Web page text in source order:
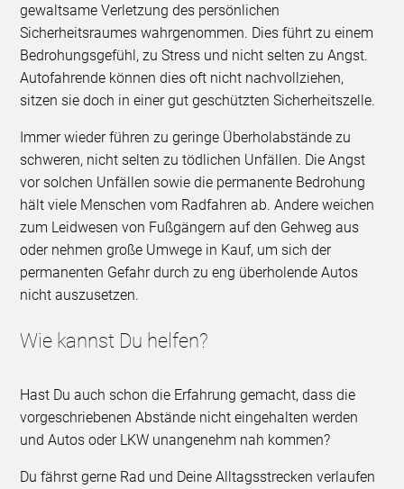
gewaltsame Verletzung des persönlichen
Sicherheitsraumes wahrgenommen. Dies führt zu einem
Bedrohungsgefühl, zu Stress und nicht selten zu Angst.
Autofahrende können dies oft nicht nachvollziehen,
sitzen sie doch in einer gut geschützten Sicherheitszelle.
Immer wieder führen zu geringe Überholabstände zu
schweren, nicht selten zu tödlichen Unfällen. Die Angst
vor solchen Unfällen sowie die permanente Bedrohung
hält viele Menschen vom Radfahren ab. Andere weichen
zum Leidwesen von Fußgängern auf den Gehweg aus
oder nehmen große Umwege in Kauf, um sich der
permanenten Gefahr durch zu eng überholende Autos
nicht auszusetzen.
Wie kannst Du helfen?
Hast Du auch schon die Erfahrung gemacht, dass die
vorgeschriebenen Abstände nicht eingehalten werden
und Autos oder LKW unangenehm nah kommen?
Du fährst gerne Rad und Deine Alltagsstrecken verlaufen